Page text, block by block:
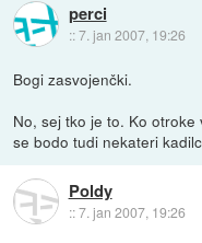
perci
::7. jan 2007, 19:26
Bogi zasvojenčki.
No, sej tko je to. Ko
se bodo tudi nekateri
Poldy
::7. jan 2007, 19:26